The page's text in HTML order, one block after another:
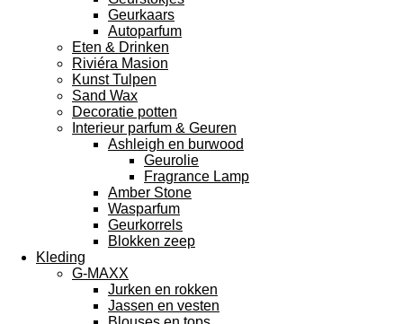
Geurkaars
Autoparfum
Eten & Drinken
Riviéra Masion
Kunst Tulpen
Sand Wax
Decoratie potten
Interieur parfum & Geuren
Ashleigh en burwood
Geurolie
Fragrance Lamp
Amber Stone
Wasparfum
Geurkorrels
Blokken zeep
Kleding
G-MAXX
Jurken en rokken
Jassen en vesten